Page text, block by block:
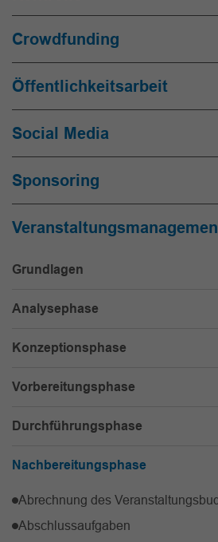
Crowdfunding
Öffentlichkeitsarbeit
Social Media
Sponsoring
Grundlagen
Analysephase
Konzeptionsphase
Vorbereitungsphase
Durchführungsphase
Nachbereitungsphase
Abrechnung des
Abschlussaufgaben